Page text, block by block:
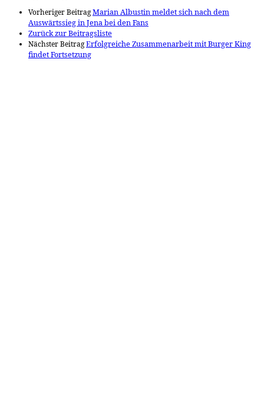
Vorheriger BeitragMarian Albustin meldet sich nach dem
Auswärtssieg in Jena bei den Fans
Zurück zur Beitragsliste
Nächster BeitragErfolgreiche Zusammenarbeit mit Burger King
findet Fortsetzung